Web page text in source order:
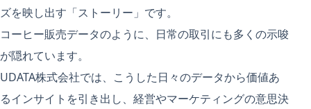
ズを映し出す「ストーリー」です。
コーヒー販売データのように、日常の取引にも多くの示唆
が隠れています。
UDATA株式会社では、こうした日々のデータから価値あ
るインサイトを引き出し、経営やマーケティングの意思決